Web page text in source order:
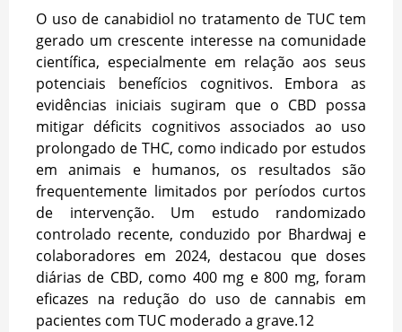
O uso de canabidiol no tratamento de TUC tem
gerado um crescente interesse na comunidade
científica, especialmente em relação aos seus
potenciais benefícios cognitivos. Embora as
evidências iniciais sugiram que o CBD possa
mitigar déficits cognitivos associados ao uso
prolongado de THC, como indicado por estudos
em animais e humanos, os resultados são
frequentemente limitados por períodos curtos
de intervenção. Um estudo randomizado
controlado recente, conduzido por Bhardwaj e
colaboradores em 2024, destacou que doses
diárias de CBD, como 400 mg e 800 mg, foram
eficazes na redução do uso de cannabis em
pacientes com TUC moderado a grave.12